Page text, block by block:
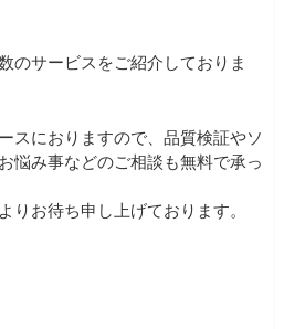
のサービスをご紹介しておりま
スにおりますので、品質検証やソ
悩み事などのご相談も無料で承っ
りお待ち申し上げております。